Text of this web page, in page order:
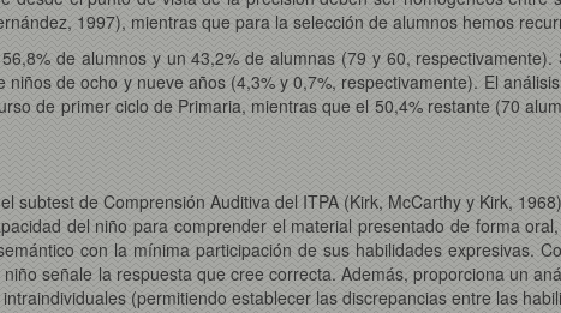
1997), mientras que para la selección de alumnos hemos
de alumnos y un 43,2% de alumnas (79 y 60,
de ocho y nueve años (4,3% y 0,7%, respectivamente). El
de primer ciclo de Primaria, mientras que el 50,4% restante (70
subtest de Comprensión Auditiva del ITPA (Kirk, McCarthy y Kirk,
del niño para comprender el material presentado de forma
con la mínima participación de sus habilidades expresivas.
señale la respuesta que cree correcta. Además, proporciona un
(permitiendo establecer las discrepancias entre las